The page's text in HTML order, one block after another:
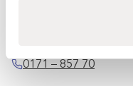
0171 – 857 70